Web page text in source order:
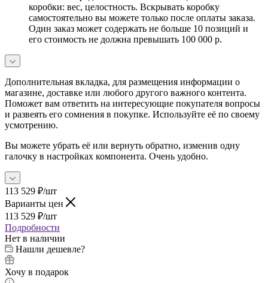
коробки: вес, целостность. Вскрывать коробку
самостоятельно вы можете только после оплаты заказа.
Один заказ может содержать не больше 10 позиций и
его стоимость не должна превышать 100 000 р.
Дополнительная вкладка, для размещения информации о
магазине, доставке или любого другого важного контента.
Поможет вам ответить на интересующие покупателя вопросы
и развеять его сомнения в покупке. Используйте её по своему
усмотрению.
Вы можете убрать её или вернуть обратно, изменив одну
галочку в настройках компонента. Очень удобно.
113 529 ₽/шт
Варианты цен
113 529 ₽/шт
Подробности
Нет в наличии
Нашли дешевле?
Хочу в подарок